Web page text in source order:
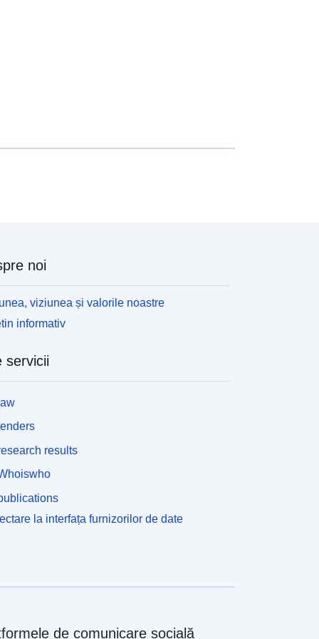
noi
viziunea și valorile noastre
informativ
servicii
results
la interfața furnizorilor de date
de comunicare socială